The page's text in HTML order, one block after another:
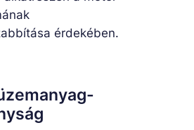
érdekében.